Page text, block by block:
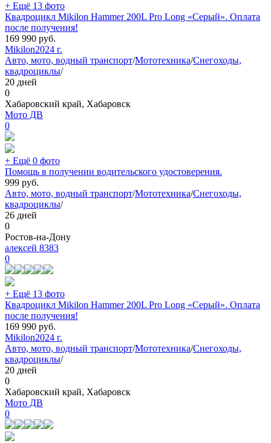
+ Ещё 13 фото
Квадроцикл Mikilon Hammer 200L Pro Long «Серый». Оплата
после получения!
169 990 руб.
Mikilon2024 г.
Авто, мото, водный транспорт/Мототехника/Снегоходы,
квадроциклы/
20 дней
0
Хабаровский край, Хабаровск
Мото ДВ
0
+ Ещё 0 фото
Помощь в получении водительского удостоверения.
999 руб.
Авто, мото, водный транспорт/Мототехника/Снегоходы,
квадроциклы/
26 дней
0
Ростов-на-Дону
алексей 8383
0
+ Ещё 13 фото
Квадроцикл Mikilon Hammer 200L Pro Long «Серый». Оплата
после получения!
169 990 руб.
Mikilon2024 г.
Авто, мото, водный транспорт/Мототехника/Снегоходы,
квадроциклы/
20 дней
0
Хабаровский край, Хабаровск
Мото ДВ
0